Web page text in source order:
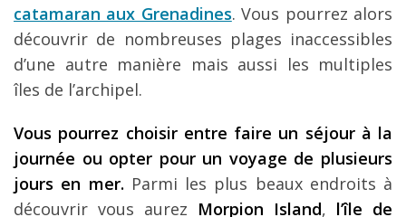
catamaran aux Grenadines. Vous pourrez alors
découvrir de nombreuses plages inaccessibles
d’une autre manière mais aussi les multiples
îles de l’archipel.
Vous pourrez choisir entre faire un séjour à la
journée ou opter pour un voyage de plusieurs
jours en mer. Parmi les plus beaux endroits à
découvrir vous aurez Morpion Island, l’île de